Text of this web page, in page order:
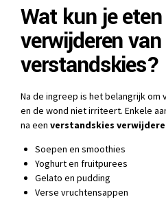
Wat kun je
verwijderen
verstandskies?
Na de ingreep is het belangrijk
en de wond niet irriteert. Enkele
na een verstandskies
Soepen en smoothies
Yoghurt en fruitpurees
Gelato en pudding
Verse vruchtensappen